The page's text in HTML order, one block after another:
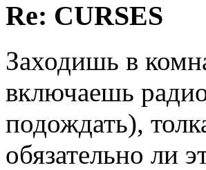
Re: CURSES
Заходишь в
включаешь
подождать),
обязательно ли